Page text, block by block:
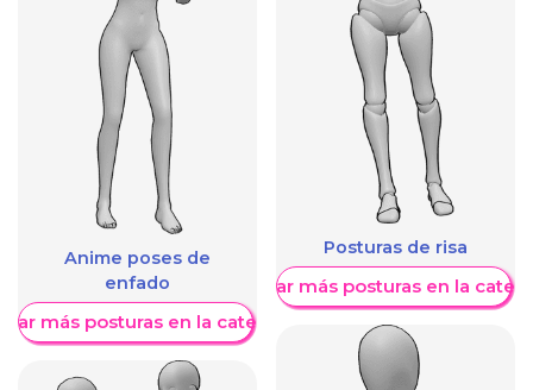
Anime poses de
enfado
más posturas en la categoría
Posturas de risa
Mostrar más posturas en la